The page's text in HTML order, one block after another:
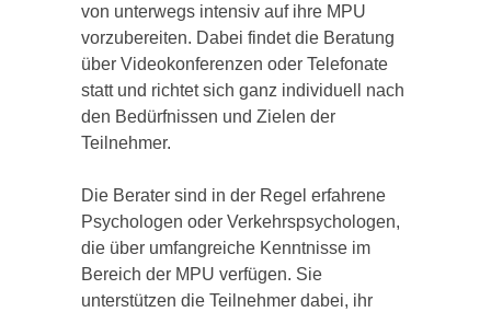
von unterwegs intensiv auf ihre MPU
vorzubereiten. Dabei findet die Beratung
über Videokonferenzen oder Telefonate
statt und richtet sich ganz individuell nach
den Bedürfnissen und Zielen der
Teilnehmer.
Die Berater sind in der Regel erfahrene
Psychologen oder Verkehrspsychologen,
die über umfangreiche Kenntnisse im
Bereich der MPU verfügen. Sie
unterstützen die Teilnehmer dabei, ihr